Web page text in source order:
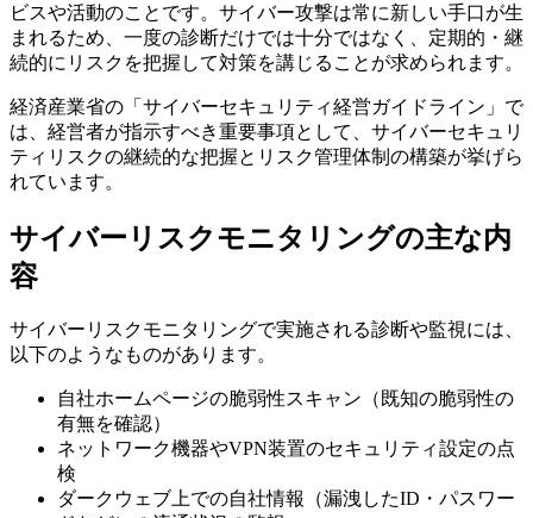
ビスや活動のことです。サイバー攻撃は常に新しい手口が生
まれるため、一度の診断だけでは十分ではなく、定期的・継
続的にリスクを把握して対策を講じることが求められます。
経済産業省の「サイバーセキュリティ経営ガイドライン」で
は、経営者が指示すべき重要事項として、サイバーセキュリ
ティリスクの継続的な把握とリスク管理体制の構築が挙げら
れています。
サイバーリスクモニタリングの主な内
容
サイバーリスクモニタリングで実施される診断や監視には、
以下のようなものがあります。
自社ホームページの脆弱性スキャン（既知の脆弱性の
有無を確認）
ネットワーク機器やVPN装置のセキュリティ設定の点
検
ダークウェブ上での自社情報（漏洩したID・パスワー